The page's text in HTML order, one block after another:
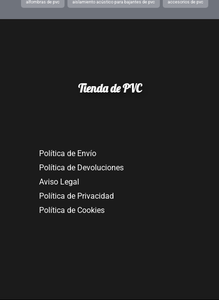
alfombras de pvc aislamiento acústico para bajantes de pvc accesorios de pvc
Tienda de PVC
Política de Envío
Política de Devoluciones
Aviso Legal
Política de Privacidad
Política de Cookies